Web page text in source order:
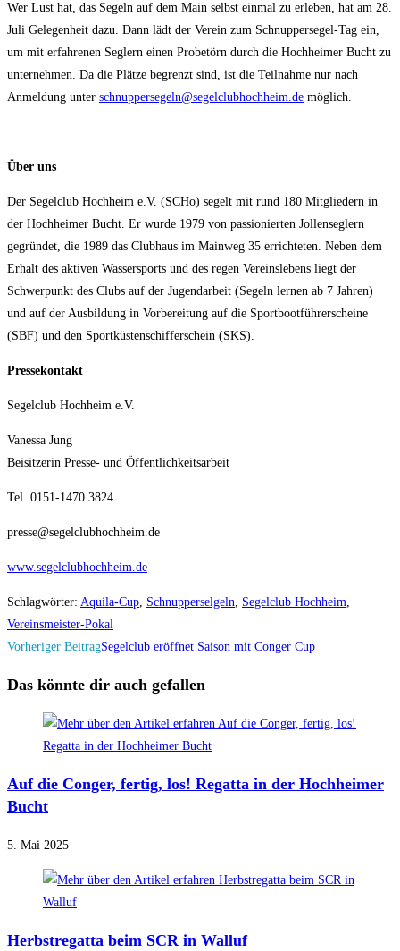
Wer Lust hat, das Segeln auf dem Main selbst einmal zu erleben, hat am 28.
Juli Gelegenheit dazu. Dann lädt der Verein zum Schnuppersegel-Tag ein,
um mit erfahrenen Seglern einen Probetörn durch die Hochheimer Bucht zu
unternehmen. Da die Plätze begrenzt sind, ist die Teilnahme nur nach
Anmeldung unter schnuppersegeln@segelclubhochheim.de möglich.
Über uns
Der Segelclub Hochheim e.V. (SCHo) segelt mit rund 180 Mitgliedern in
der Hochheimer Bucht. Er wurde 1979 von passionierten Jollenseglern
gegründet, die 1989 das Clubhaus im Mainweg 35 errichteten. Neben dem
Erhalt des aktiven Wassersports und des regen Vereinslebens liegt der
Schwerpunkt des Clubs auf der Jugendarbeit (Segeln lernen ab 7 Jahren)
und auf der Ausbildung in Vorbereitung auf die Sportbootführerscheine
(SBF) und den Sportküstenschifferschein (SKS).
Pressekontakt
Segelclub Hochheim e.V.
Vanessa Jung
Beisitzerin Presse- und Öffentlichkeitsarbeit
Tel. 0151-1470 3824
presse@segelclubhochheim.de
www.segelclubhochheim.de
Schlagwörter: Aquila-Cup, Schnupperselgeln, Segelclub Hochheim,
Vereinsmeister-Pokal
Weitere
Vorheriger BeitragSegelclub eröffnet Saison mit Conger Cup
Das könnte dir auch gefallen
Auf die Conger, fertig, los! Regatta in der Hochheimer
Bucht
5. Mai 2025
Herbstregatta beim SCR in Walluf